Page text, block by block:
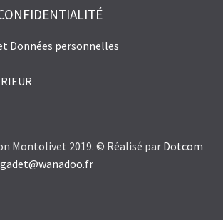
Données personnelles
Montolivet 2019. © Réalisé par Dotcom